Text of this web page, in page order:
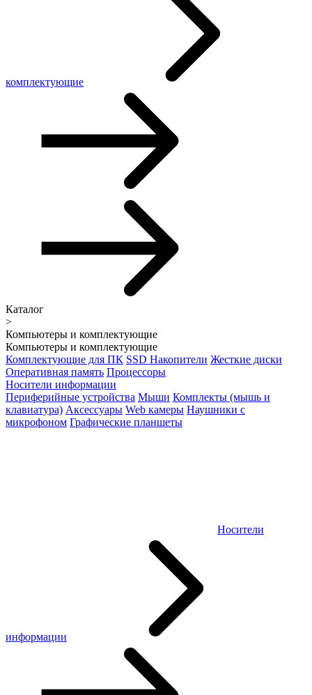
комплектующие
Каталог
>
Компьютеры и комплектующие
Компьютеры и комплектующие
Комплектующие для ПК SSD Накопители Жесткие диски
Оперативная память Процессоры
Носители информации
Периферийные устройства Мыши Комплекты (мышь и
клавиатура) Аксессуары Web камеры Наушники с
микрофоном Графические планшеты
Носители
информации